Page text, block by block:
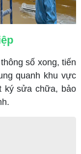
số xong, tiến
quanh khu vực
ký sửa chữa, bảo